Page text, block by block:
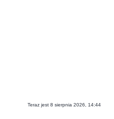
Teraz jest 8 sierpnia 2026, 14:44